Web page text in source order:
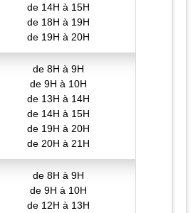
de 14H à 15H
de 18H à 19H
de 19H à 20H
de 8H à 9H
de 9H à 10H
de 13H à 14H
de 14H à 15H
de 19H à 20H
de 20H à 21H
de 8H à 9H
de 9H à 10H
de 12H à 13H